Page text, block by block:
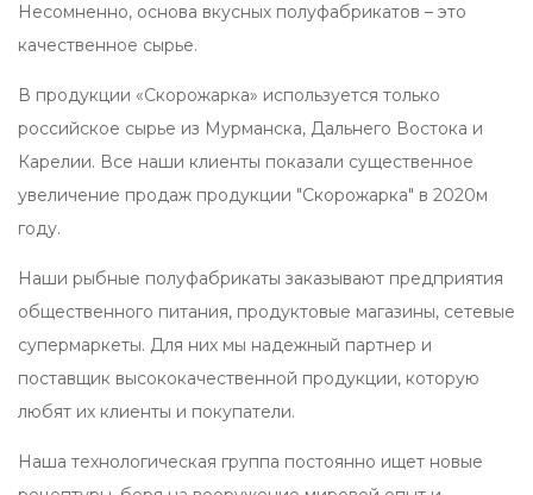
​Несомненно, основа вкусных полуфабрикатов – это
качественное сырье.
В продукции «Скорожарка» используется только
российское сырье из Мурманска, Дальнего Востока и
Карелии. ​Все наши клиенты показали существенное
увеличение продаж продукции "Скорожарка" ​в 2020м
году.
​Наши рыбные полуфабрикаты заказывают предприятия
общественного питания, продуктовые магазины, сетевые
супермаркеты. Для них мы надежный партнер и
поставщик высококачественной продукции, которую
любят их клиенты и покупатели.
​Наша технологическая группа постоянно ищет новые